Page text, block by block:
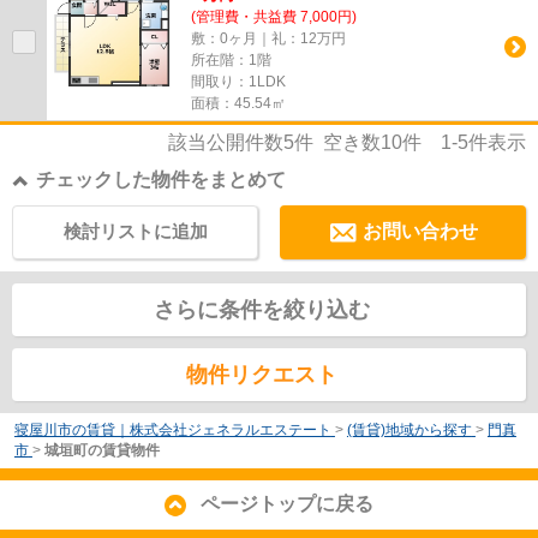
(管理費・共益費 7,000円)
敷：0ヶ月｜礼：12万円
所在階：1階
間取り：1LDK
面積：45.54㎡
該当公開件数5件 空き数10件 1-5件表示
チェックした物件をまとめて
お問い合わせ
検討リストに追加
さらに条件を絞り込む
物件リクエスト
寝屋川市の賃貸｜株式会社ジェネラルエステート > (賃貸)地域から探す > 門真
市 > 城垣町の賃貸物件
ページトップに戻る